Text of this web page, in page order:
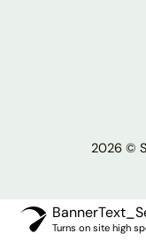
2026 ©
Turns on site high